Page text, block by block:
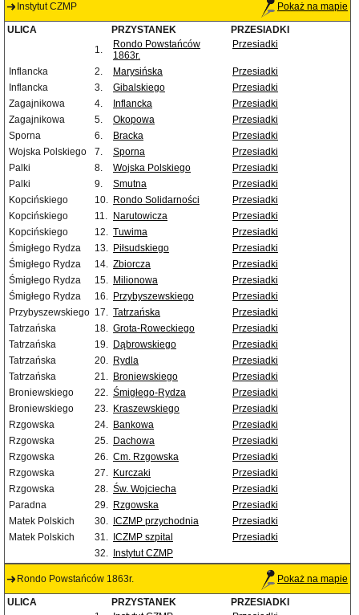
Instytut CZMP Pokaż na mapie
ULICA PRZYSTANEK
PRZESIADKI
1.
Rondo Powstańców
1863r.
Przesiadki
Inflancka 2. Marysińska
Przesiadki
Inflancka
3. Gibalskiego
Przesiadki
Zagajnikowa
4. Inflancka
Przesiadki
Zagajnikowa
5. Okopowa
Przesiadki
Sporna
6. Bracka
Przesiadki
Wojska Polskiego
7. Sporna
Przesiadki
Palki
8. Wojska Polskiego
Przesiadki
Palki
9. Smutna
Przesiadki
Kopcińskiego
10. Rondo Solidarności
Przesiadki
Kopcińskiego
11. Narutowicza
Przesiadki
Kopcińskiego
12. Tuwima
Przesiadki
Śmigłego Rydza
13. Piłsudskiego
Przesiadki
Śmigłego Rydza
14. Zbiorcza
Przesiadki
Śmigłego Rydza
15. Milionowa
Przesiadki
Śmigłego Rydza
16. Przybyszewskiego
Przesiadki
Przybyszewskiego 17. Tatrzańska
Przesiadki
Tatrzańska
18. Grota-Roweckiego
Przesiadki
Tatrzańska
19. Dąbrowskiego
Przesiadki
Tatrzańska
20. Rydla
Przesiadki
Tatrzańska
21. Broniewskiego
Przesiadki
Broniewskiego
22. Śmigłego-Rydza
Przesiadki
Broniewskiego
23. Kraszewskiego
Przesiadki
Rzgowska
24. Bankowa
Przesiadki
Rzgowska
25. Dachowa
Przesiadki
Rzgowska
26. Cm. Rzgowska
Przesiadki
Rzgowska
27. Kurczaki
Przesiadki
Rzgowska
28. Św. Wojciecha
Przesiadki
Paradna
29. Rzgowska
Przesiadki
Matek Polskich
30. ICZMP przychodnia
Przesiadki
Matek Polskich
31. ICZMP szpital
Przesiadki
32.
Instytut CZMP
Rondo Powstańców 1863r. Pokaż na mapie
ULICA PRZYSTANEK
PRZESIADKI